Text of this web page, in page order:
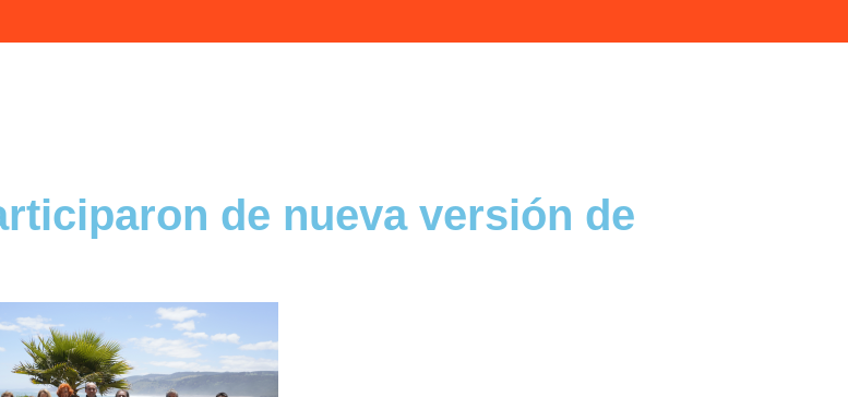
de nueva versión de